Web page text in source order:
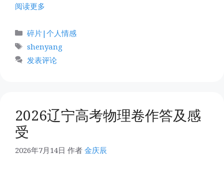
阅读更多
分
类
碎片|个人情感
标
签
shenyang
发表评论
2026辽宁高考物理卷作答及感
受
2026年7月14日 作者 金庆辰